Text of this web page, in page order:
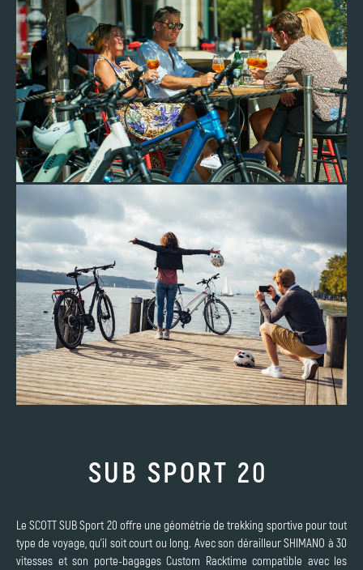
SUB SPORT 20
Le SCOTT SUB Sport 20 offre une géométrie de trekking sportive pour tout
type de voyage, qu'il soit court ou long. Avec son dérailleur SHIMANO à 30
vitesses et son porte-bagages Custom Racktime compatible avec les